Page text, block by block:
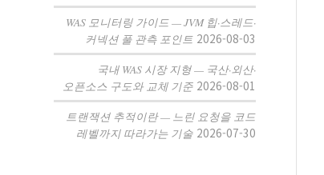
WAS 모니터링 가이드 — JVM 힙·스레드·
커넥션 풀 관측 포인트 2026-08-03
국내 WAS 시장 지형 — 국산·외산·
오픈소스 구도와 교체 기준 2026-08-01
트랜잭션 추적이란 — 느린 요청을 코드
레벨까지 따라가는 기술 2026-07-30